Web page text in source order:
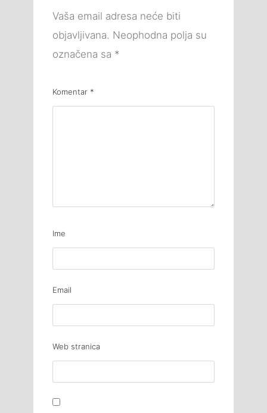
Vaša email adresa neće biti
objavljivana. Neophodna polja su
označena sa *
Komentar *
Ime
Email
Web stranica